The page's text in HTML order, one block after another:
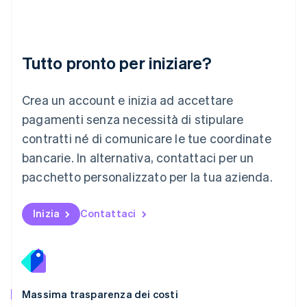
Tutto pronto per iniziare?
Crea un account e inizia ad accettare
pagamenti senza necessità di stipulare
contratti né di comunicare le tue coordinate
bancarie. In alternativa, contattaci per un
pacchetto personalizzato per la tua azienda.
Inizia Contattaci
Massima trasparenza dei costi
Malta
English
EspañolEnglish
Norvegia
English
Nuova Zelanda
English
NederlandsEnglish
English
Portogallo
RAS di Hong Kong, Cina
English
English